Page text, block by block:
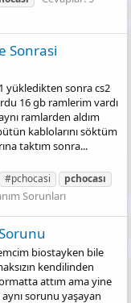
Sonrasi
yükledikten sonra cs2
16 gb ramlerim vardı
ramlarden aldım
kablolarını söktüm
taktım sonra...
#pchocasi
pchocası
Sorunları
biostayken bile
kendilinden
attım ama yine
sorunu yaşayan